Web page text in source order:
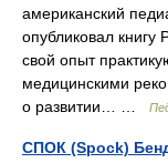
американский
опубликовал
свой опыт
медицинскими
о развитии… …
СПОК (Spock)